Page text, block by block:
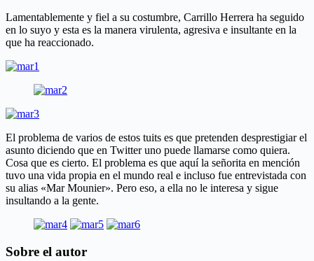
Lamentablemente y fiel a su costumbre, Carrillo Herrera ha seguido
en lo suyo y esta es la manera virulenta, agresiva e insultante en la
que ha reaccionado.
El problema de varios de estos tuits es que pretenden desprestigiar el
asunto diciendo que en Twitter uno puede llamarse como quiera.
Cosa que es cierto. El problema es que aquí la señorita en mención
tuvo una vida propia en el mundo real e incluso fue entrevistada con
su alias «Mar Mounier». Pero eso, a ella no le interesa y sigue
insultando a la gente.
Sobre el autor